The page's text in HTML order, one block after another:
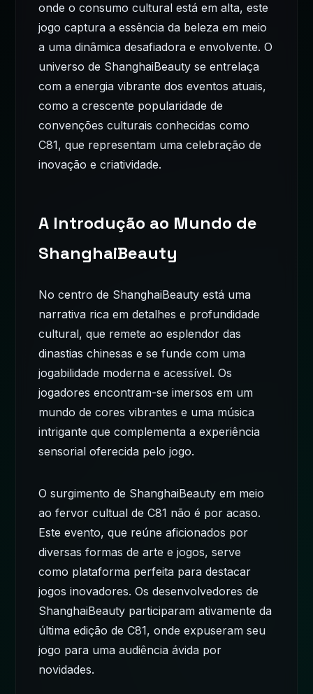
onde o consumo cultural está em alta, este
jogo captura a essência da beleza em meio
a uma dinâmica desafiadora e envolvente. O
universo de ShanghaiBeauty se entrelaça
com a energia vibrante dos eventos atuais,
como a crescente popularidade de
convenções culturais conhecidas como
C81, que representam uma celebração de
inovação e criatividade.
A Introdução ao Mundo de
ShanghaiBeauty
No centro de ShanghaiBeauty está uma
narrativa rica em detalhes e profundidade
cultural, que remete ao esplendor das
dinastias chinesas e se funde com uma
jogabilidade moderna e acessível. Os
jogadores encontram-se imersos em um
mundo de cores vibrantes e uma música
intrigante que complementa a experiência
sensorial oferecida pelo jogo.
O surgimento de ShanghaiBeauty em meio
ao fervor cultual de C81 não é por acaso.
Este evento, que reúne aficionados por
diversas formas de arte e jogos, serve
como plataforma perfeita para destacar
jogos inovadores. Os desenvolvedores de
ShanghaiBeauty participaram ativamente da
última edição de C81, onde expuseram seu
jogo para uma audiência ávida por
novidades.